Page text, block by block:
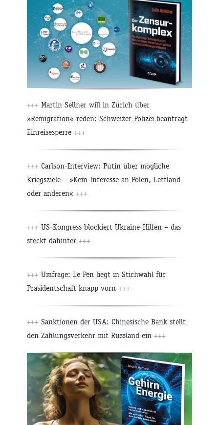
+++ Martin Sellner will in Zürich über
»Remigration« reden: Schweizer Polizei beantragt
Einreisesperre +++
+++ Carlson-Interview: Putin über mögliche
Kriegsziele – »Kein Interesse an Polen, Lettland
oder anderen« +++
+++ US-Kongress blockiert Ukraine-Hilfen – das
steckt dahinter +++
+++ Umfrage: Le Pen liegt in Stichwahl für
Präsidentschaft knapp vorn +++
+++ Sanktionen der USA: Chinesische Bank stellt
den Zahlungsverkehr mit Russland ein +++